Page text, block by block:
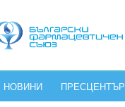
НОВИНИ ПРЕСЦЕНТЪР